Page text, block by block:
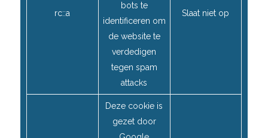
rc::a
bots te
identificeren om
de website te
verdedigen
tegen spam
attacks
Slaat niet op
Deze cookie is
gezet door